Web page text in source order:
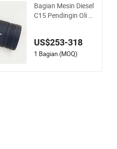
Bagian Mesin Diesel
C15 Pendingin Oli 2
US$253-318
1 Bagian (MOQ)